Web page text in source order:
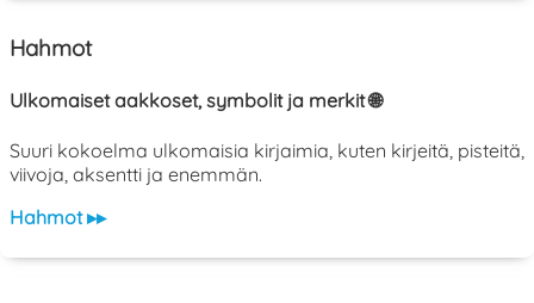
Hahmot
Ulkomaiset aakkoset, symbolit ja merkit 🌐
Suuri kokoelma ulkomaisia kirjaimia, kuten kirjeitä, pisteitä,
viivoja, aksentti ja enemmän.
Hahmot ▸▸